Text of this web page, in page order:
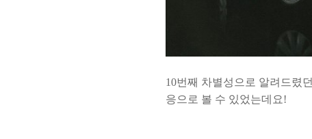
10번째 차별성으로 알려드렸던
응으로 볼 수 있었는데요!